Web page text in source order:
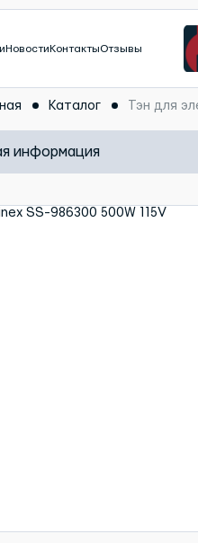
НовостиКонтактыОтзывы
Каталог Тэн для
информация